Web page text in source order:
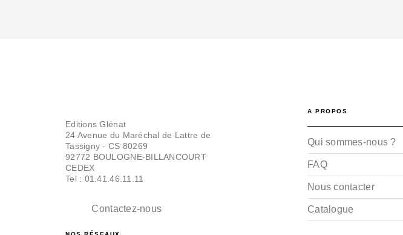
Editions Glénat
24 Avenue du Maréchal de Lattre de
Tassigny - CS 80269
92772 BOULOGNE-BILLANCOURT
CEDEX
Tel : 01.41.46.11.11
Contactez-nous
A PROPOS
Qui sommes-nous ?
FAQ
Nous contacter
Catalogue